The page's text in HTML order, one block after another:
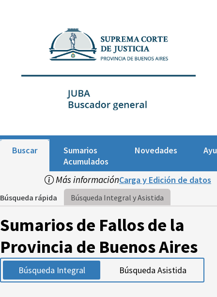
Buscar
Sumarios
Acumulados
Novedades
Más informaciónCarga y Edición de datos
Búsqueda rápida Búsqueda Integral y Asistida
Sumarios de Fallos de la
Provincia de Buenos Aires
Búsqueda Integral Búsqueda Asistida